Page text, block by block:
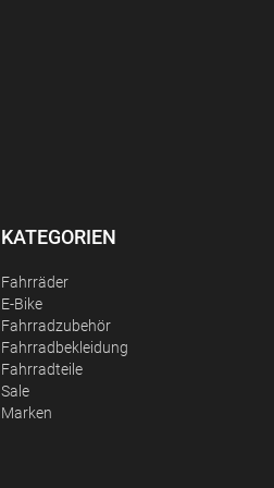
KATEGORIEN
Fahrräder
E-Bike
Fahrradzubehör
Fahrradbekleidung
Fahrradteile
Sale
Marken